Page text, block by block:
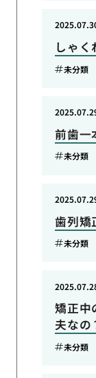
しゃ
未分類
前歯一
未分類
歯列矯
未分類
矯正中
夫なの
未分類